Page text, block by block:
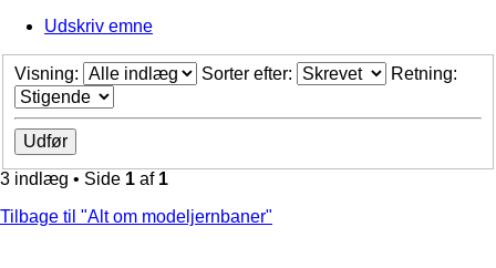
Udskriv emne
Visning: Sorter efter: Retning:
3 indlæg • Side 1 af 1
Tilbage til "Alt om modeljernbaner"